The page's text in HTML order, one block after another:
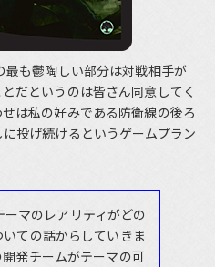
も鬱陶しい部分は対戦相手が
だというのは皆さん同意してく
は私の好みである防衛線の後ろ
投げ続けるというゲームプラン
マのレアリティがどの
ての話からしていきま
発チームがテーマの可